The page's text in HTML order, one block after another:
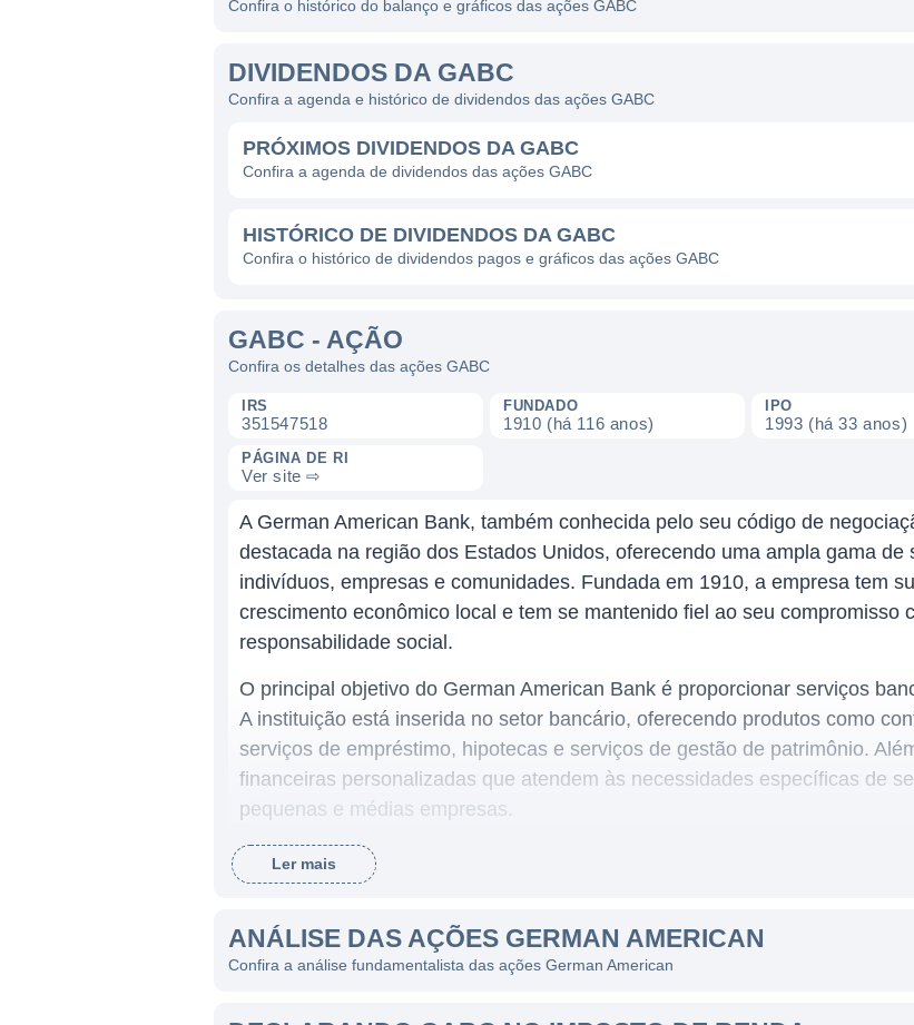
Confira o histórico do balanço e gráficos das ações GABC
DIVIDENDOS DA GABC
Confira a agenda e histórico de dividendos das ações GABC
PRÓXIMOS DIVIDENDOS DA GABC
Confira a agenda de dividendos das ações GABC
HISTÓRICO DE DIVIDENDOS DA GABC
Confira o histórico de dividendos pagos e gráficos das ações GABC
GABC - AÇÃO
Confira os detalhes das ações GABC
IRS
351547518
FUNDADO
1910 (há 116 anos)
IPO
1993 (há 33 anos)
PÁGINA DE RI
Ver site ⇨
A German American Bank, também conhecida pelo seu código de
destacada na região dos Estados Unidos, oferecendo uma ampla gama
indivíduos, empresas e comunidades. Fundada em 1910, a empresa tem
crescimento econômico local e tem se mantenido fiel ao seu compromisso
responsabilidade social.
O principal objetivo do German American Bank é proporcionar serviços
A instituição está inserida no setor bancário, oferecendo produtos como
serviços de empréstimo, hipotecas e serviços de gestão de patrimônio.
financeiras personalizadas que atendem às necessidades específicas de
pequenas e médias empresas.
ATUAÇÃO DO GERMAN AMERICAN BANK
O German American Bank se destaca por sua forte presença em várias
Kentucky. A instituição não apenas visa maximizar seus lucros, mas
econômico nas regiões em que atua. Seu modelo de negócios é baseado
Ler mais
ANÁLISE DAS AÇÕES GERMAN AMERICAN
Confira a análise fundamentalista das ações German American